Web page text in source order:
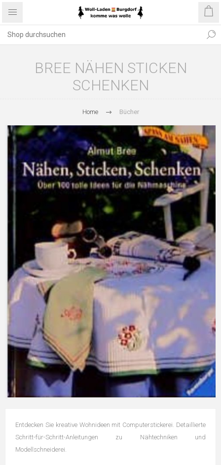
BREE NÄHEN STICKEN
SCHENKEN
Home Bücher
Entdecken Sie kreative Wohnideen mit Computerstickerei. Detaillierte
Schritt-für-Schritt-Anleitungen zu Nähtechniken und
Modellschneiderei.